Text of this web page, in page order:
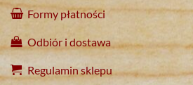
Formy płatności
Odbiór i dostawa
Regulamin sklepu